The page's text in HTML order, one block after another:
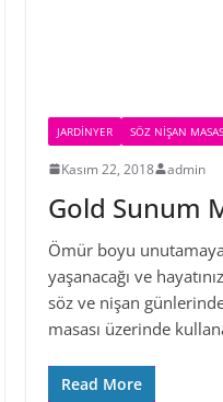
JARDINYER SÖZ NIŞAN
Kasım 22, 2018 admin
Gold Sunum
Ömür boyu
yaşanacağı ve
söz ve nişan
masası üzerinde
Read More